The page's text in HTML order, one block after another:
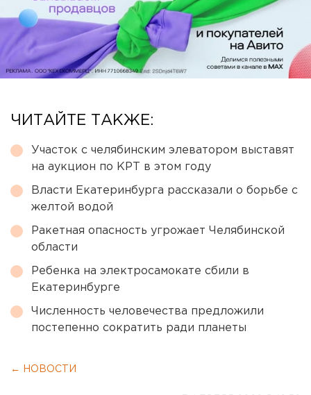
ЧИТАЙТЕ ТАКЖЕ:
Участок с челябинским элеватором выставят
на аукцион по КРТ в этом году
Власти Екатеринбурга рассказали о борьбе с
желтой водой
Ракетная опасность угрожает Челябинской
области
Ребенка на электросамокате сбили в
Екатеринбурге
Численность человечества предложили
постепенно сократить ради планеты
← НОВОСТИ